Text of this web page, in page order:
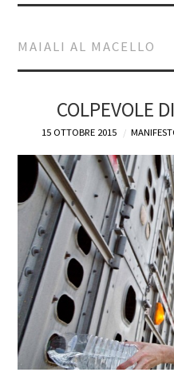
ACQUISTALO
CHI
BLOG
CONTATTI
MAIALI AL MACELLO
COLPEVOLE
15 OTTOBRE 2015